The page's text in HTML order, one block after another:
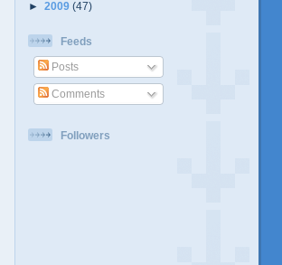
► 2009 (47)
Feeds
Posts
Comments
Followers